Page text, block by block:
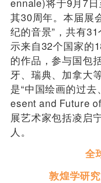
其30周年。本届展
纪的音景”，共有
示来自32个国家的
的作品，参与国包
牙、瑞典、加拿大
是“中国绘画的过
esent and Future
展艺术家包括凌启
人。
全
敦煌学研